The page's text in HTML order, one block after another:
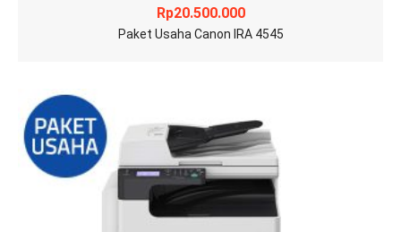
Rp20.500.000
Paket Usaha Canon IRA 4545